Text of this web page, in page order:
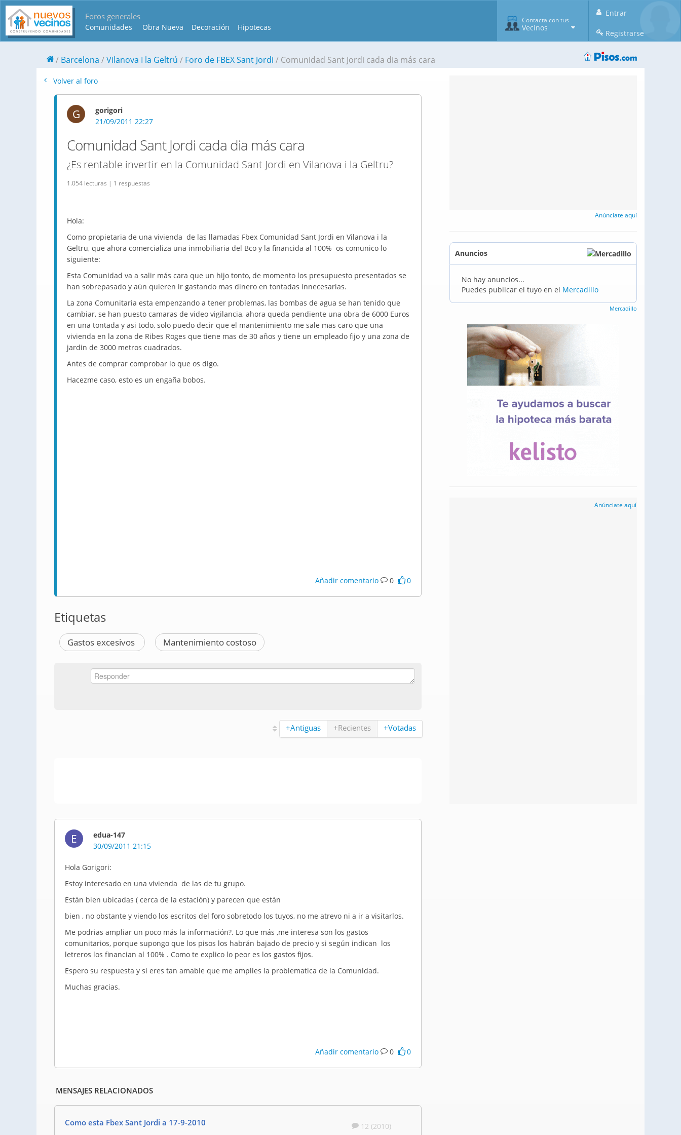
Foros generales
Comunidades Obra Nueva Decoración Hipotecas
Entrar
Registrarse
Contacta con tus
Vecinos
Barcelona Vilanova I la Geltrú Foro de FBEX Sant Jordi Comunidad Sant Jordi cada dia más cara
Volver al foro
G
gorigori
21/09/2011 22:27
Comunidad Sant Jordi cada dia más cara
¿Es rentable invertir en la Comunidad Sant Jordi en Vilanova i la Geltru?
1.054 lecturas | 1 respuestas
Hola:
Como propietaria de una vivienda de las llamadas Fbex Comunidad Sant Jordi en Vilanova i la
Geltru, que ahora comercializa una inmobiliaria del Bco y la financida al 100% os comunico lo
siguiente:
Esta Comunidad va a salir más cara que un hijo tonto, de momento los presupuesto presentados se
han sobrepasado y aún quieren ir gastando mas dinero en tontadas innecesarias.
La zona Comunitaria esta empenzando a tener problemas, las bombas de agua se han tenido que
cambiar, se han puesto camaras de video vigilancia, ahora queda pendiente una obra de 6000 Euros
en una tontada y asi todo, solo puedo decir que el mantenimiento me sale mas caro que una
vivienda en la zona de Ribes Roges que tiene mas de 30 años y tiene un empleado fijo y una zona de
jardin de 3000 metros cuadrados.
Antes de comprar comprobar lo que os digo.
Hacezme caso, esto es un engaña bobos.
Añadir comentario 0 0
Etiquetas
Gastos excesivos Mantenimiento costoso
+Antiguas +Recientes +Votadas
E
edua-147
30/09/2011 21:15
Hola Gorigori:
Estoy interesado en una vivienda de las de tu grupo.
Están bien ubicadas ( cerca de la estación) y parecen que están
bien , no obstante y viendo los escritos del foro sobretodo los tuyos, no me atrevo ni a ir a visitarlos.
Me podrias ampliar un poco más la información?. Lo que más ,me interesa son los gastos
comunitarios, porque supongo que los pisos los habrán bajado de precio y si según indican los
letreros los financian al 100% . Como te explico lo peor es los gastos fijos.
Espero su respuesta y si eres tan amable que me amplies la problematica de la Comunidad.
Muchas gracias.
Añadir comentario 0 0
MENSAJES RELACIONADOS
Como esta Fbex Sant Jordi a 17-9-2010 12 (2010)
Anúnciate aquí
Anuncios
No hay anuncios...
Puedes publicar el tuyo en el Mercadillo
Mercadillo
Anúnciate aquí